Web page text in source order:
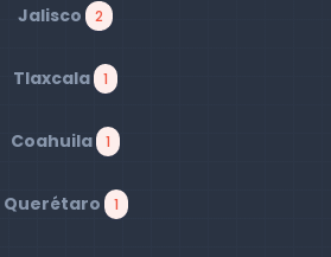
Jalisco 2
Tlaxcala 1
Coahuila 1
Querétaro 1